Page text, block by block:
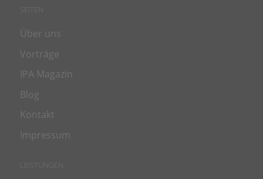
SEITEN
Über uns
Vorträge
IPA Magazin
Blog
Kontakt
Impressum
LEISTUNGEN